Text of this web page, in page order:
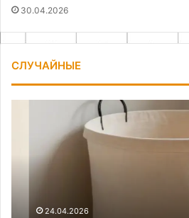
30.04.2026
СЛУЧАЙНЫЕ
белья
сетки24.04.2026